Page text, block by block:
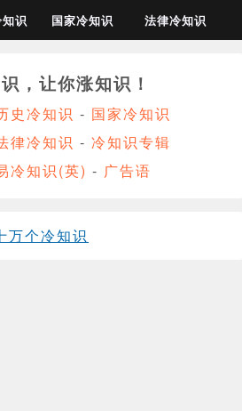
识 国家冷知识 法律冷知识
，让你涨知识！
史冷知识 - 国家冷知识
律冷知识 - 冷知识专辑
冷知识(英) - 广告语
万个冷知识